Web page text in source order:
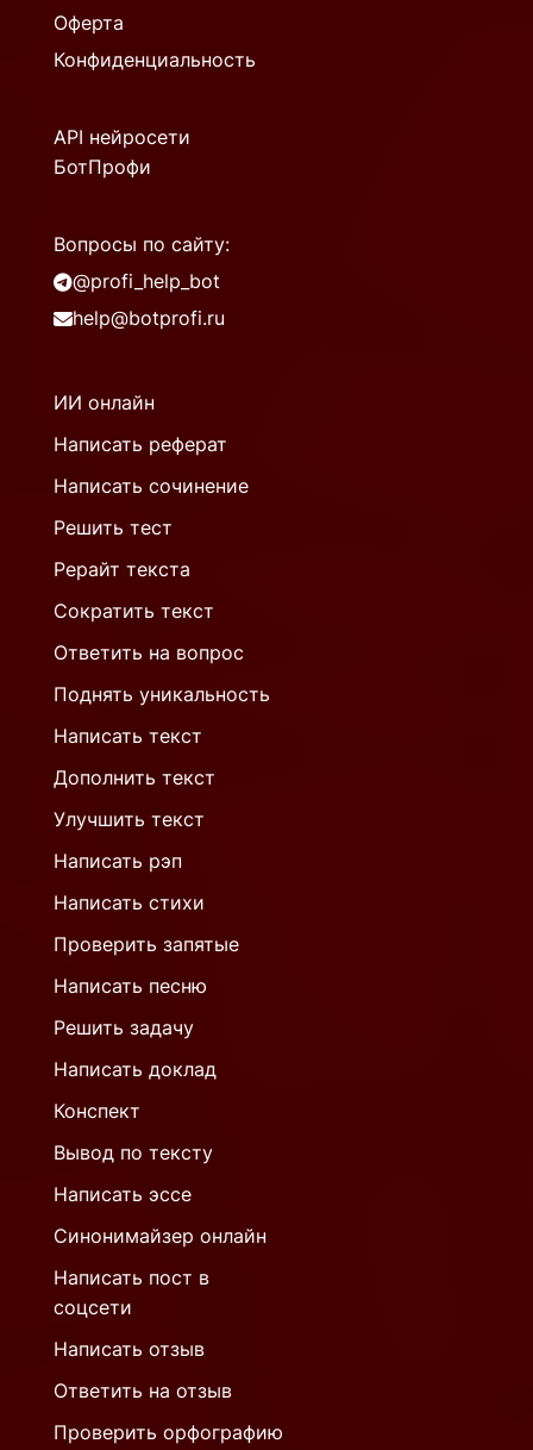
Оферта
Конфиденциальность
API нейросети
БотПрофи
Вопросы по сайту:
@profi_help_bot
help@botprofi.ru
ИИ онлайн
Написать реферат
Написать сочинение
Решить тест
Рерайт текста
Сократить текст
Ответить на вопрос
Поднять уникальность
Написать текст
Дополнить текст
Улучшить текст
Написать рэп
Написать стихи
Проверить запятые
Написать песню
Решить задачу
Написать доклад
Конспект
Вывод по тексту
Написать эссе
Синонимайзер онлайн
Написать пост в
соцсети
Написать отзыв
Ответить на отзыв
Проверить орфографию